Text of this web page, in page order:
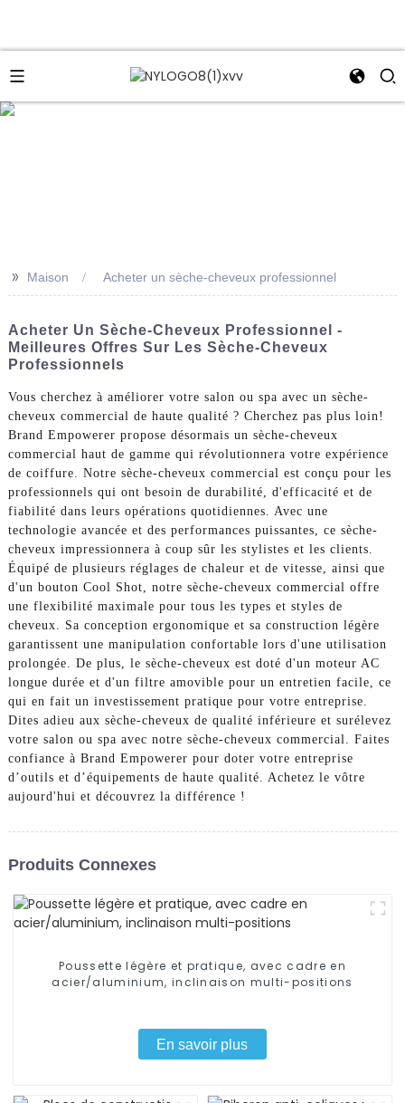
>> Maison Acheter un sèche-cheveux professionnel
Acheter Un Sèche-Cheveux Professionnel -
Meilleures Offres Sur Les Sèche-Cheveux
Professionnels
Vous cherchez à améliorer votre salon ou spa avec un sèche-
cheveux commercial de haute qualité ? Cherchez pas plus loin!
Brand Empowerer propose désormais un sèche-cheveux
commercial haut de gamme qui révolutionnera votre expérience
de coiffure. Notre sèche-cheveux commercial est conçu pour les
professionnels qui ont besoin de durabilité, d'efficacité et de
fiabilité dans leurs opérations quotidiennes. Avec une
technologie avancée et des performances puissantes, ce sèche-
cheveux impressionnera à coup sûr les stylistes et les clients.
Équipé de plusieurs réglages de chaleur et de vitesse, ainsi que
d'un bouton Cool Shot, notre sèche-cheveux commercial offre
une flexibilité maximale pour tous les types et styles de
cheveux. Sa conception ergonomique et sa construction légère
garantissent une manipulation confortable lors d'une utilisation
prolongée. De plus, le sèche-cheveux est doté d'un moteur AC
longue durée et d'un filtre amovible pour un entretien facile, ce
qui en fait un investissement pratique pour votre entreprise.
Dites adieu aux sèche-cheveux de qualité inférieure et surélevez
votre salon ou spa avec notre sèche-cheveux commercial. Faites
confiance à Brand Empowerer pour doter votre entreprise
d’outils et d’équipements de haute qualité. Achetez le vôtre
aujourd'hui et découvrez la différence !
Produits Connexes
Poussette légère et pratique, avec cadre en
acier/aluminium, inclinaison multi-positions
En savoir plus